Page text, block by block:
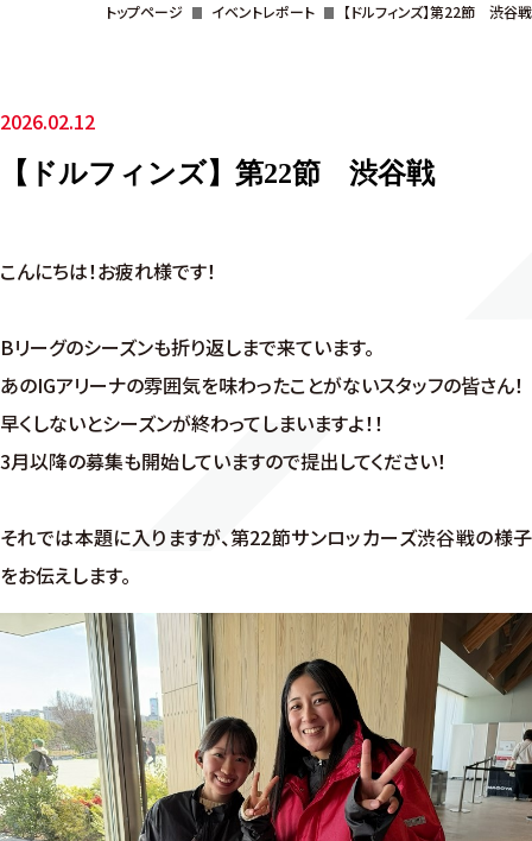
トップページ イベントレポート 【ドルフィンズ】第22節 渋谷戦
2026.02.12
【ドルフィンズ】第22節 渋谷戦
こんにちは！お疲れ様です！
Bリーグのシーズンも折り返しまで来ています。
あのIGアリーナの雰囲気を味わったことがないスタッフの皆さん！
早くしないとシーズンが終わってしまいますよ！！
3月以降の募集も開始していますので提出してください！
それでは本題に入りますが、第22節サンロッカーズ渋谷戦の様子
をお伝えします。